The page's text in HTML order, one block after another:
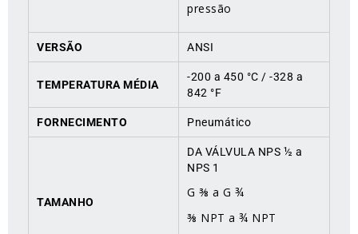
pressão
VERSÃO ANSI
TEMPERATURA MÉDIA
-200 a 450 °C / -328 a
842 °F
FORNECIMENTO Pneumático
TAMANHO
DA VÁLVULA NPS ½ a
NPS 1
G ⅜ a G ¾
⅜ NPT a ¾ NPT